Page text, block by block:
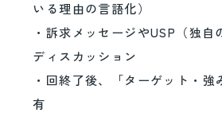
いる理由の言語化）
・訴求メッセージやUSP（独自
ディスカッション
・回終了後、「ターゲット・
有